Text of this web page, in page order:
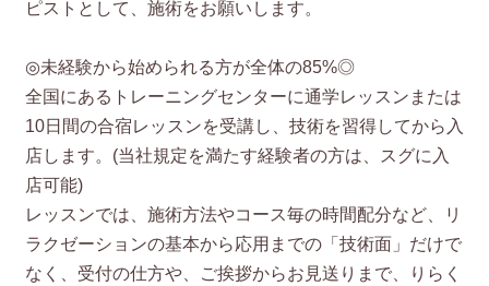
ピストとして、施術をお願いします。
◎未経験から始められる方が全体の85%◎
全国にあるトレーニングセンターに通学レッスンまたは
10日間の合宿レッスンを受講し、技術を習得してから入
店します。(当社規定を満たす経験者の方は、スグに入
店可能)
レッスンでは、施術方法やコース毎の時間配分など、リ
ラクゼーションの基本から応用までの「技術面」だけで
なく、受付の仕方や、ご挨拶からお見送りまで、りらく